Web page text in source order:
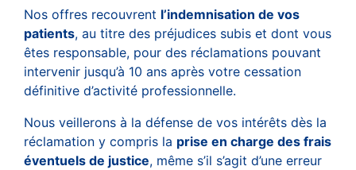
Nos offres recouvrent l’indemnisation de vos
patients, au titre des préjudices subis et dont vous
êtes responsable, pour des réclamations pouvant
intervenir jusqu’à 10 ans après votre cessation
définitive d’activité professionnelle.
Nous veillerons à la défense de vos intérêts dès la
réclamation y compris la prise en charge des frais
éventuels de justice, même s’il s’agit d’une erreur